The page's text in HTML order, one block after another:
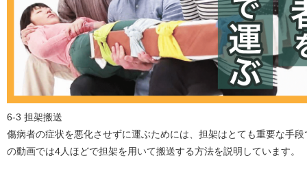
6-3 担架搬送
傷病者の症状を悪化させずに運ぶためには、担架はとても重要な手段
の動画では4人ほどで担架を用いて搬送する方法を説明しています。